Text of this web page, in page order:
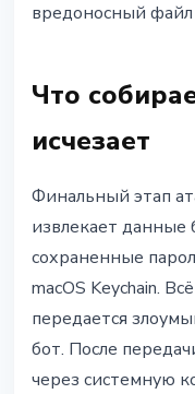
вредоносный файл
Что
исчезает
Финальный этап
извлекает
сохраненные
macOS Keychain.
передается
бот. После
через системную